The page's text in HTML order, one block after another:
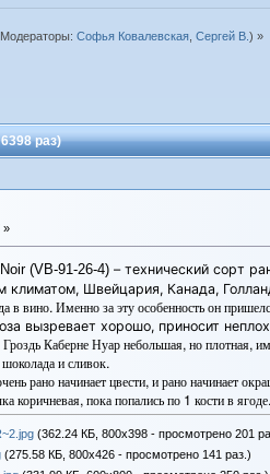
Софья Ковалевская,Сергей В.) »
раз)
»
(VB-91-26-4) – технический сорт
Швейцария, Канада,
в вино. Именно за эту особенность он
вызревает хорошо, приносит
Гроздь Каберне Нуар небольшая, но плотная,
и сливок.
рано начинает цвести, и рано начинает
коричневая, пока попались по 1 кости в
(362.24 КБ, 800x398 - просмотрено 201
(275.58 КБ, 800x426 - просмотрено 141 раз.)